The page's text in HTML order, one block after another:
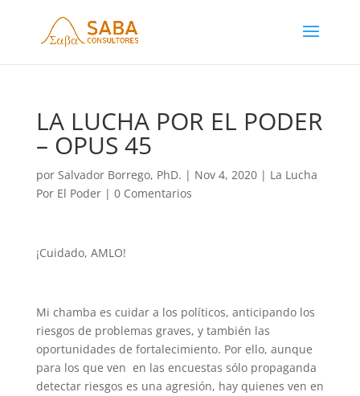
LA LUCHA POR EL PODER
– OPUS 45
por Salvador Borrego, PhD. | Nov 4, 2020| La Lucha
Por El Poder| 0 Comentarios
¡Cuidado, AMLO!
Mi chamba es cuidar a los políticos, anticipando los
riesgos de problemas graves, y también las
oportunidades de fortalecimiento. Por ello, aunque
para los que ven en las encuestas sólo propaganda
detectar riesgos es una agresión, hay quienes ven en